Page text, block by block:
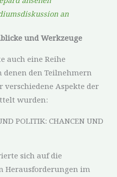
an
und Werkzeuge
auch eine Reihe
den Teilnehmern
Aspekte der
wurden:
POLITIK: CHANCEN UND
sich auf die
Herausforderungen im